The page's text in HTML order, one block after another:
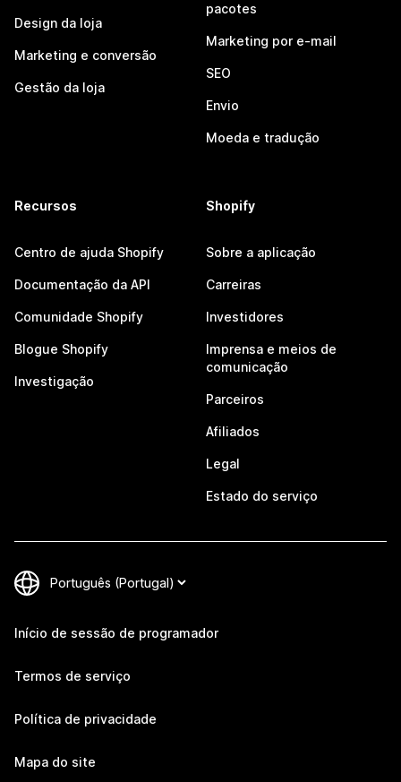
Design da loja
Marketing e conversão
Gestão da loja
pacotes
Marketing por e-mail
SEO
Envio
Moeda e tradução
Recursos
Centro de ajuda Shopify
Documentação da API
Comunidade Shopify
Blogue Shopify
Investigação
Shopify
Sobre a aplicação
Carreiras
Investidores
Imprensa e meios de
comunicação
Parceiros
Afiliados
Legal
Estado do serviço
Início de sessão de programador
Termos de serviço
Política de privacidade
Mapa do site